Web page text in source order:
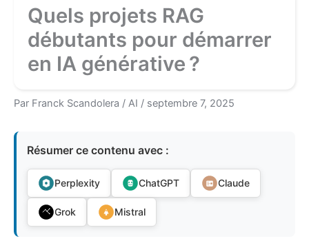
Quels projets RAG
débutants pour démarrer
en IA générative ?
Par Franck Scandolera / AI / septembre 7, 2025
Résumer ce contenu avec :
Perplexity ChatGPT Claude
Grok Mistral